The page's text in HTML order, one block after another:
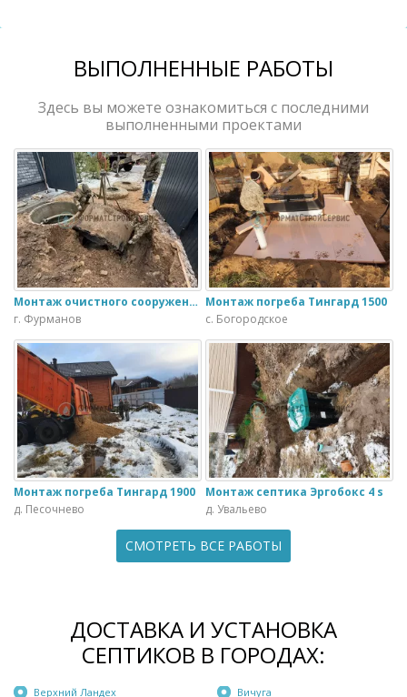
ВЫПОЛНЕННЫЕ РАБОТЫ
Здесь вы можете ознакомиться с последними
выполненными проектами
Монтаж очистного сооружения Тверь - 1.1ПН в загородном доме
г. Фурманов
Монтаж погреба Тингард 1500
с. Богородское
Монтаж погреба Тингард 1900
д. Песочнево
Монтаж септика Эргобокс 4 s
д. Увальево
СМОТРЕТЬ ВСЕ РАБОТЫ
ДОСТАВКА И УСТАНОВКА
СЕПТИКОВ В ГОРОДАХ:
Верхний Ландех Вичуга